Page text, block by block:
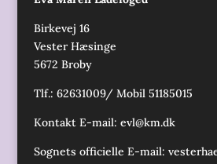
Birkevej 16
Vester Hæsinge
5672 Broby
Tlf.: 62631009/ Mobil 51185015
Kontakt E-mail: evl@km.dk
Sognets officielle E-mail: